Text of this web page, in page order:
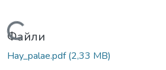
Вантажиться...
Файли
Hay_palae.pdf(2,33 MB)